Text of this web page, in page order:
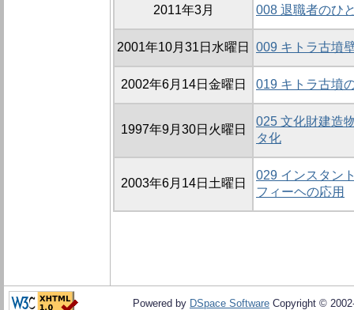
2011年3月 008 退職者のひ
2001年10月31日水曜日 009 キトラ古墳
2002年6月14日金曜日 019 キトラ古墳
1997年9月30日火曜日
025 文化財建造
タ化
2003年6月14日土曜日
029 インスタン
フィーヘの応用
Powered by DSpace Software Copyright ©